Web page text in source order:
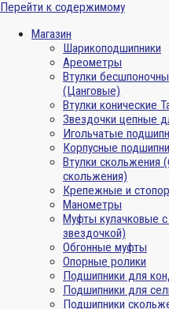
Перейти к содержимому
Магазин
Шарикоподшипники
Ареометры
Втулки
(Цанговые)
Втулки конические
Звездочки цепные
Игольчатые
Корпусные
Втулки скольжения
скольжения)
Крепежные и
Манометры
Муфты кулачковые с
звездочкой)
Обгонные муфты
Опорные ролики
Подшипники для
Подшипники для
Подшипники